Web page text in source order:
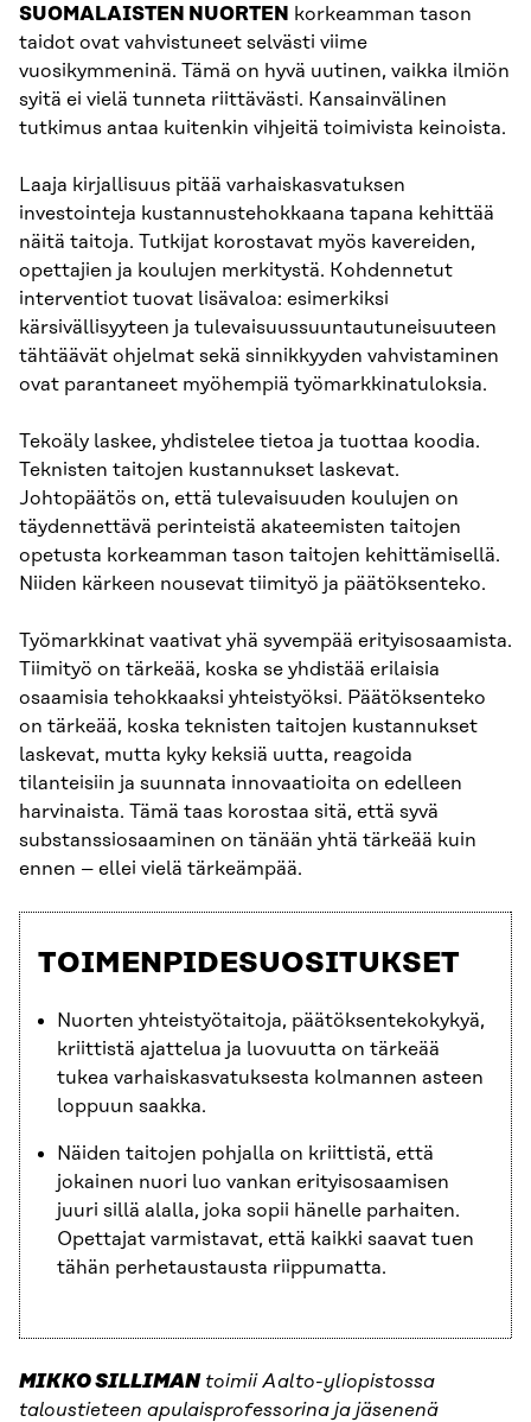
SUOMALAISTEN NUORTEN korkeamman tason
taidot ovat vahvistuneet selvästi viime
vuosikymmeninä. Tämä on hyvä uutinen, vaikka ilmiön
syitä ei vielä tunneta riittävästi. Kansainvälinen
tutkimus antaa kuitenkin vihjeitä toimivista keinoista.
Laaja kirjallisuus pitää varhaiskasvatuksen
investointeja kustannustehokkaana tapana kehittää
näitä taitoja. Tutkijat korostavat myös kavereiden,
opettajien ja koulujen merkitystä. Kohdennetut
interventiot tuovat lisävaloa: esimerkiksi
kärsivällisyyteen ja tulevaisuussuuntautuneisuuteen
tähtäävät ohjelmat sekä sinnikkyyden vahvistaminen
ovat parantaneet myöhempiä työmarkkinatuloksia.
Tekoäly laskee, yhdistelee tietoa ja tuottaa koodia.
Teknisten taitojen kustannukset laskevat.
Johtopäätös on, että tulevaisuuden koulujen on
täydennettävä perinteistä akateemisten taitojen
opetusta korkeamman tason taitojen kehittämisellä.
Niiden kärkeen nousevat tiimityö ja päätöksenteko.
Työmarkkinat vaativat yhä syvempää erityisosaamista.
Tiimityö on tärkeää, koska se yhdistää erilaisia
osaamisia tehokkaaksi yhteistyöksi. Päätöksenteko
on tärkeää, koska teknisten taitojen kustannukset
laskevat, mutta kyky keksiä uutta, reagoida
tilanteisiin ja suunnata innovaatioita on edelleen
harvinaista. Tämä taas korostaa sitä, että syvä
substanssiosaaminen on tänään yhtä tärkeää kuin
ennen – ellei vielä tärkeämpää.
TOIMENPIDESUOSITUKSET
Nuorten yhteistyötaitoja, päätöksentekokykyä,
kriittistä ajattelua ja luovuutta on tärkeää
tukea varhaiskasvatuksesta kolmannen asteen
loppuun saakka.
Näiden taitojen pohjalla on kriittistä, että
jokainen nuori luo vankan erityisosaamisen
juuri sillä alalla, joka sopii hänelle parhaiten.
Opettajat varmistavat, että kaikki saavat tuen
tähän perhetaustausta riippumatta.
MIKKO SILLIMANtoimii Aalto-yliopistossa
taloustieteen apulaisprofessorina ja jäsenenä